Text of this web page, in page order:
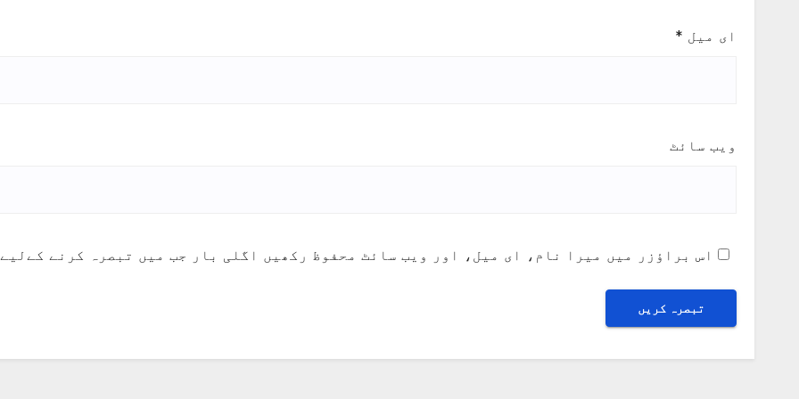
ای میل *
ویب‌ سائٹ
اس براؤزر میں میرا نام، ای میل، اور ویب سائٹ محفوظ رکھیں اگلی بار جب میں تبصرہ کرنے کےلیے۔